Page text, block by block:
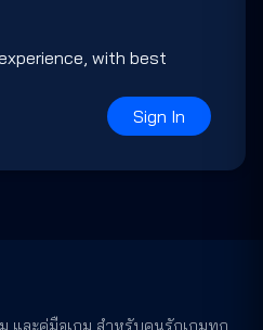
with best
Sign In
และคู่มือเกม สำหรับคนรักเกมทุก